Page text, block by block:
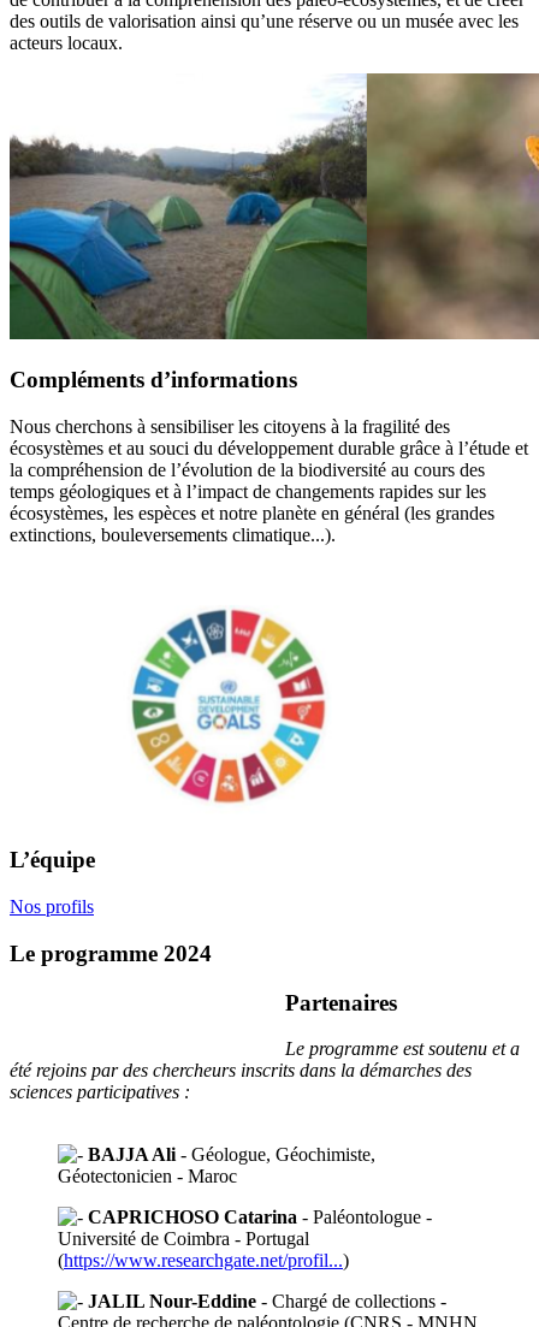
des outils de valorisation ainsi qu’une réserve ou un musée avec les
acteurs locaux.
Compléments d’informations
Nous cherchons à sensibiliser les citoyens à la fragilité des
écosystèmes et au souci du développement durable grâce à l’étude et
la compréhension de l’évolution de la biodiversité au cours des
temps géologiques et à l’impact de changements rapides sur les
écosystèmes, les espèces et notre planète en général (les grandes
extinctions, bouleversements climatique...).
L’équipe
Nos profils
Le programme 2024
Partenaires
Le programme est soutenu et a
été rejoins par des chercheurs inscrits dans la démarches des
sciences participatives :
BAJJA Ali - Géologue, Géochimiste,
Géotectonicien - Maroc
CAPRICHOSO Catarina - Paléontologue -
Université de Coimbra - Portugal
(https://www.researchgate.net/profil...)
JALIL Nour-Eddine - Chargé de collections -